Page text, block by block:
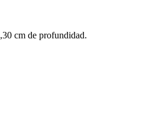
cm de profundidad.